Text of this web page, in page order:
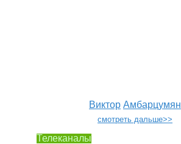
Виктор Амбарцумян
смотреть дальше>>
Телеканалы